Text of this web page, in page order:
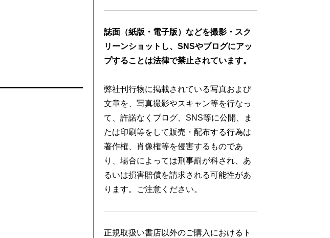
誌面（紙版・電子版）などを撮影・スク
リーンショットし、SNSやブログにアッ
プすることは法律で禁止されています。
弊社刊行物に掲載されている写真および
文章を、写真撮影やスキャン等を行なっ
て、許諾なくブログ、SNS等に公開、ま
たは印刷等をして販売・配布する行為は
著作権、肖像権等を侵害するものであ
り、場合によっては刑事罰が科され、あ
るいは損害賠償を請求される可能性があ
ります。ご注意ください。
正規取扱い書店以外のご購入におけるト